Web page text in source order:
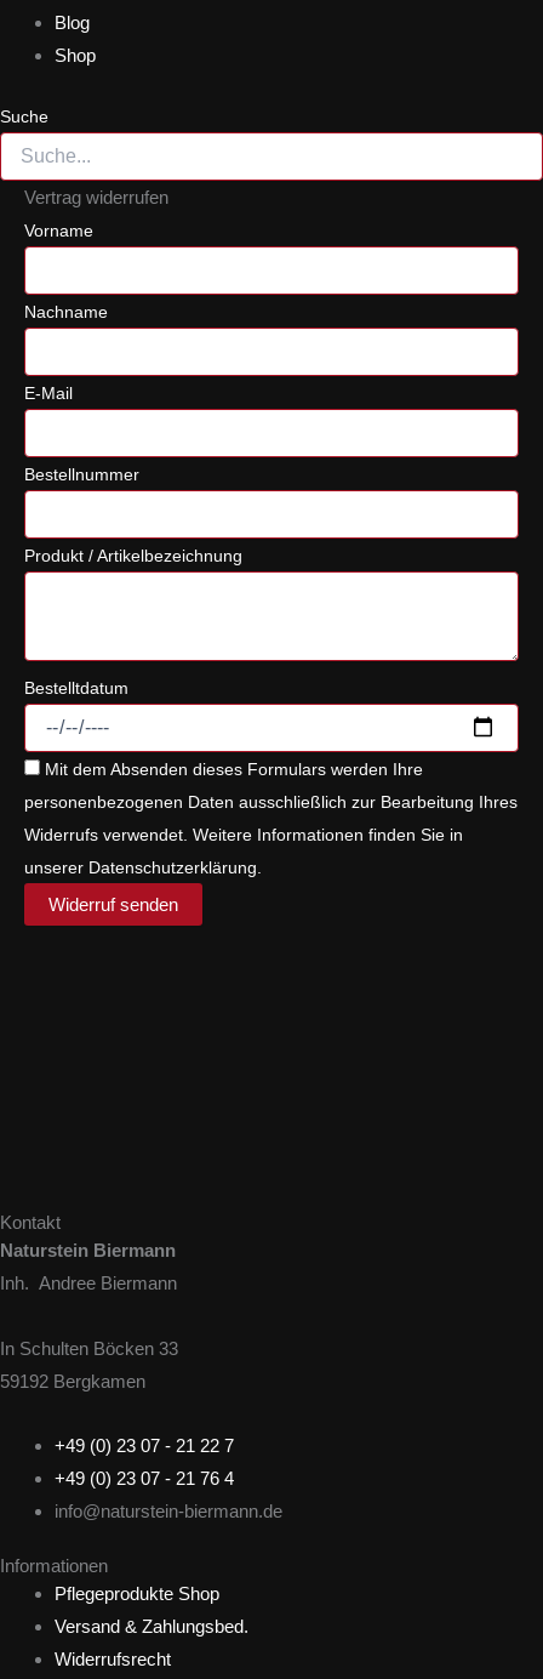
Blog
Shop
Suche
Vertrag widerrufen
Vorname
Nachname
E-Mail
Bestellnummer
Produkt / Artikelbezeichnung
Bestelltdatum
Mit dem Absenden dieses Formulars werden Ihre
personenbezogenen Daten ausschließlich zur Bearbeitung Ihres
Widerrufs verwendet. Weitere Informationen finden Sie in
unserer Datenschutzerklärung
Widerruf senden
Kontakt
Naturstein Biermann
Inh. Andree Biermann
In Schulten Böcken 33
59192 Bergkamen
+49 (0) 23 07 - 21 22 7
+49 (0) 23 07 - 21 76 4
info@naturstein-biermann.de
Informationen
Pflegeprodukte Shop
Versand & Zahlungsbed.
Widerrufsrecht